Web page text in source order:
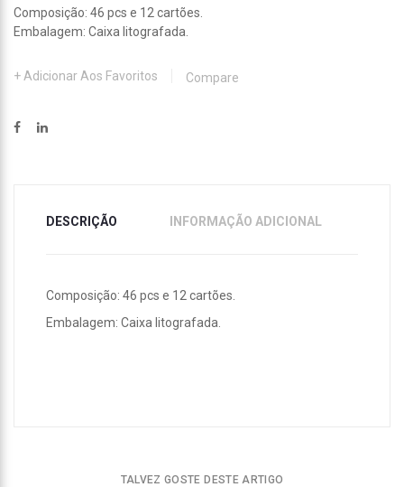
Composição: 46 pcs e 12 cartões.
Embalagem: Caixa litografada.
Adicionar Aos Favoritos Compare
DESCRIÇÃO INFORMAÇÃO ADICIONAL
Composição: 46 pcs e 12 cartões.
Embalagem: Caixa litografada.
TALVEZ GOSTE DESTE ARTIGO